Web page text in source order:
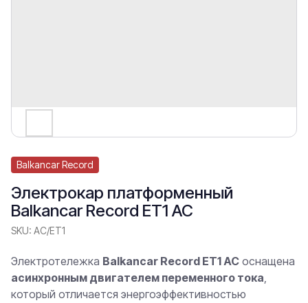
Электрокар платформенный
Balkancar Record ET1 AC
Balkancar Record
SKU: AC/ET1
Электротележка Balkancar Record ET1 AC оснащена
асинхронным двигателем переменного тока,
который отличается энергоэффективностью